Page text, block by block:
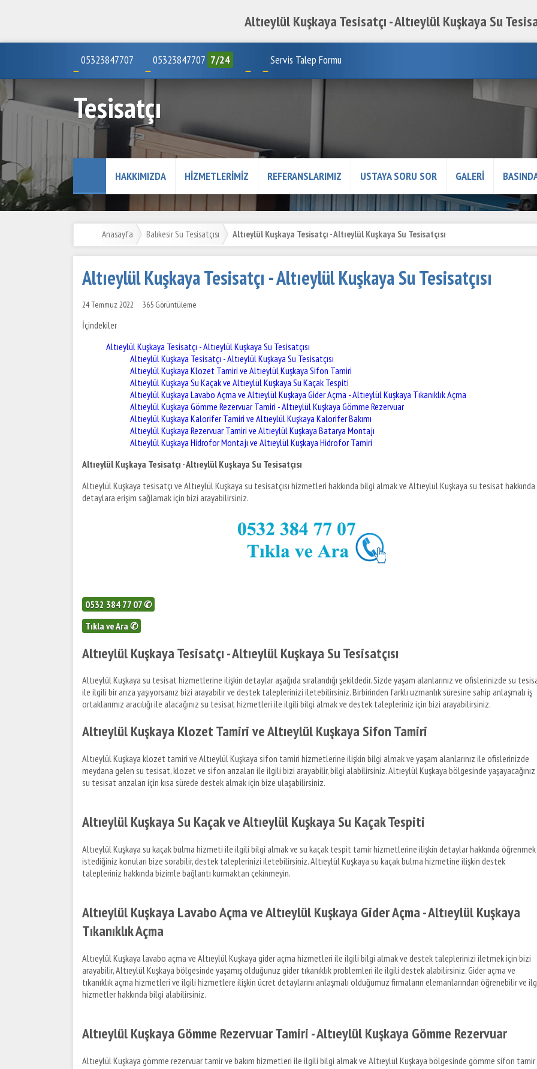
Altıeylül Kuşkaya Tesisatçı - Altıeylül Kuşkaya Su
05323847707 05323847707 7/24 Servis Talep Formu
Tesisatçı
HAKKIMIZDA HIZMETLERIMIZ REFERANSLARIMIZ USTAYA SORU SOR GALERİ
Anasayfa Balıkesir Su Tesisatçısı Altıeylül Kuşkaya Tesisatçı - Altıeylül Kuşkaya Su Tesisatçısı
Altıeylül Kuşkaya Tesisatçı - Altıeylül Kuşkaya Su Tesisatçısı
24 Temmuz 2022 365 Görüntüleme
İçindekiler
Altıeylül Kuşkaya Tesisatçı - Altıeylül Kuşkaya Su Tesisatçısı
Altıeylül Kuşkaya Tesisatçı - Altıeylül Kuşkaya Su Tesisatçısı
Altıeylül Kuşkaya Klozet Tamiri ve Altıeylül Kuşkaya Sifon Tamiri
Altıeylül Kuşkaya Su Kaçak ve Altıeylül Kuşkaya Su Kaçak Tespiti
Altıeylül Kuşkaya Lavabo Açma ve Altıeylül Kuşkaya Gider Açma - Altıeylül Kuşkaya Tıkanıklık Açma
Altıeylül Kuşkaya Gömme Rezervuar Tamiri - Altıeylül Kuşkaya Gömme Rezervuar
Altıeylül Kuşkaya Kalorifer Tamiri ve Altıeylül Kuşkaya Kalorifer Bakımı
Altıeylül Kuşkaya Rezervuar Tamiri ve Altıeylül Kuşkaya Batarya Montajı
Altıeylül Kuşkaya Hidrofor Montajı ve Altıeylül Kuşkaya Hidrofor Tamiri
Altıeylül Kuşkaya Tesisatçı - Altıeylül Kuşkaya Su Tesisatçısı
Altıeylül Kuşkaya tesisatçı ve Altıeylül Kuşkaya su tesisatçısı hizmetleri hakkında bilgi almak ve Altıeylül Kuşkaya su tesisat hakkında
detaylara erişim sağlamak için bizi arayabilirsiniz.
0532 384 77 07 ✆
Tıkla ve Ara ✆
Altıeylül Kuşkaya Tesisatçı - Altıeylül Kuşkaya Su Tesisatçısı
Altıeylül Kuşkaya su tesisat hizmetlerine ilişkin detaylar aşağıda sıralandığı şekildedir. Sizde yaşam alanlarınız ve ofislerinizde su
ile ilgili bir arıza yaşıyorsanız bizi arayabilir ve destek taleplerinizi iletebilirsiniz. Birbirinden farklı uzmanlık süresine sahip anlaşmalı iş
ortaklarımız aracılığı ile alacağınız su tesisat hizmetleri ile ilgili bilgi almak ve destek talepleriniz için bizi arayabilirsiniz.
Altıeylül Kuşkaya Klozet Tamiri ve Altıeylül Kuşkaya Sifon Tamiri
Altıeylül Kuşkaya klozet tamiri ve Altıeylül Kuşkaya sifon tamiri hizmetlerine ilişkin bilgi almak ve yaşam alanlarınız ile ofislerinizde
meydana gelen su tesisat, klozet ve sifon arızaları ile ilgili bizi arayabilir, bilgi alabilirsiniz. Altıeylül Kuşkaya bölgesinde yaşayacağınız
su tesisat arızaları için kısa sürede destek almak için bize ulaşabilirsiniz.
Altıeylül Kuşkaya Su Kaçak ve Altıeylül Kuşkaya Su Kaçak Tespiti
Altıeylül Kuşkaya su kaçak bulma hizmeti ile ilgili bilgi almak ve su kaçak tespit tamir hizmetlerine ilişkin detaylar hakkında öğrenmek
istediğiniz konuları bize sorabilir, destek taleplerinizi iletebilirsiniz. Altıeylül Kuşkaya su kaçak bulma hizmetine ilişkin destek
talepleriniz hakkında bizimle bağlantı kurmaktan çekinmeyin.
Altıeylül Kuşkaya Lavabo Açma ve Altıeylül Kuşkaya Gider Açma - Altıeylül Kuşkaya
Tıkanıklık Açma
Altıeylül Kuşkaya lavabo açma ve Altıeylül Kuşkaya gider açma hizmetleri ile ilgili bilgi almak ve destek taleplerinizi iletmek için bizi
arayabilir, Altıeylül Kuşkaya bölgesinde yaşamış olduğunuz gider tıkanıklık problemleri ile ilgili destek alabilirsiniz. Gider açma ve
tıkanıklık açma hizmetleri ve ilgili hizmetlere ilişkin ücret detaylarını anlaşmalı olduğumuz firmaların elemanlarından öğrenebilir ve
hizmetler hakkında bilgi alabilirsiniz.
Altıeylül Kuşkaya Gömme Rezervuar Tamiri - Altıeylül Kuşkaya Gömme Rezervuar
Altıeylül Kuşkaya gömme rezervuar tamir ve bakım hizmetleri ile ilgili bilgi almak ve Altıeylül Kuşkaya bölgesinde gömme sifon tamir